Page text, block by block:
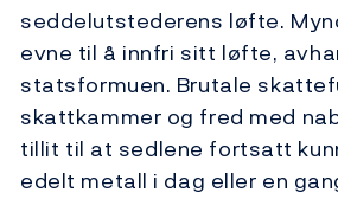
seddelutstederens løfte.
evne til å innfri sitt løfte,
statsformuen. Brutale
skattkammer og fred med
tillit til at sedlene fortsatt
edelt metall i dag eller en